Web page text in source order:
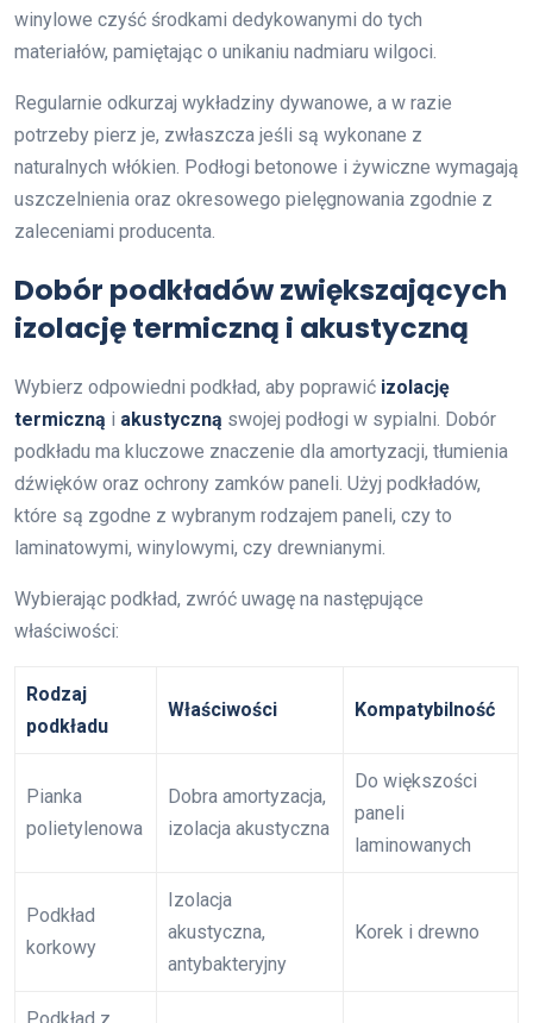
winylowe czyść środkami dedykowanymi do tych
materiałów, pamiętając o unikaniu nadmiaru wilgoci.
Regularnie odkurzaj wykładziny dywanowe, a w razie
potrzeby pierz je, zwłaszcza jeśli są wykonane z
naturalnych włókien. Podłogi betonowe i żywiczne wymagają
uszczelnienia oraz okresowego pielęgnowania zgodnie z
zaleceniami producenta.
Dobór podkładów zwiększających
izolację termiczną i akustyczną
Wybierz odpowiedni podkład, aby poprawić izolację
termiczną i akustyczną swojej podłogi w sypialni. Dobór
podkładu ma kluczowe znaczenie dla amortyzacji, tłumienia
dźwięków oraz ochrony zamków paneli. Użyj podkładów,
które są zgodne z wybranym rodzajem paneli, czy to
laminatowymi, winylowymi, czy drewnianymi.
Wybierając podkład, zwróć uwagę na następujące
właściwości:
Rodzaj
podkładu
Właściwości Kompatybilność
Pianka
polietylenowa
Dobra amortyzacja,
izolacja akustyczna
Do większości
paneli
laminowanych
Podkład
korkowy
Izolacja
akustyczna,
antybakteryjny
Korek i drewno